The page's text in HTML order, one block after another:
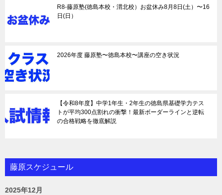
R8-藤原塾(徳島本校・渭北校）お盆休み8月8日(土）〜16
日(日）
2026年度 藤原塾〜徳島本校〜講座の空き状況
【令和8年度】中学1年生・2年生の徳島県基礎学力テス
トが平均300点割れの衝撃！最新ボーダーラインと逆転
の合格戦略を徹底解説
藤原スケジュール
2025年12月